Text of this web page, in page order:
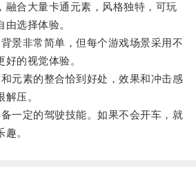
融合大量卡通元素，风格独特，可玩
选择体验。
景非常简单，但每个游戏场景采用不
的视觉体验。
元素的整合恰到好处，效果和冲击感
压。
一定的驾驶技能。如果不会开车，就
。